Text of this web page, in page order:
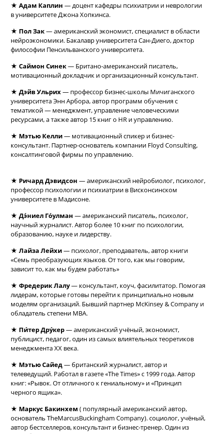
★ Адам Каплин — доцент кафедры психиатрии и неврологии
в университете Джона Хопкинса.
★ Пол Зак— американский экономист, специалист в области
нейроэкономики. Бакалавр университета Сан-Диего, доктор
философии Пенсильванского университета.
★ Саймон Синек— Британо-американский писатель,
мотивационный докладчик и организационный консультант.
★ Дэйв Ульрих — профессор бизнес-школы Мичиганского
университета Энн Арбора, автор программ обучения с
тематикой — менеджмент, управление человеческими
ресурсами, а также автор 15 книг о HR и управлению.
★ Мэтью Келли— мотивационный спикер и бизнес-
консультант. Партнер-основатель компании Floyd Consulting,
консалтинговой фирмы по управлению.
★ Ричард Дэвидсон — американский нейробиолог, психолог,
профессор психологии и психиатрии в Висконсинском
университете в Мадисоне.
★ Дэ́ниел Го́улман — американский писатель, психолог,
научный журналист. Автор более 10 книг по психологии,
образованию, науке и лидерству.
★ Лайза Лейхи— психолог, преподаватель, автор книги
«Семь преобразующих языков. От того, как мы говорим,
зависит то, как мы будем работать»
★ Фредерик Лалу— консультант, коуч, фасилитатор. Помогая
лидерам, которые готовы перейти к принципиально новым
моделям организаций. Бывший партнер McKinsey & Company и
обладатель степени MBA.
★ Пи́тер Дру́кер— американский учёный, экономист,
публицист, педагог, один из самых влиятельных теоретиков
менеджмента XX века.
★ Мэтью Сайед— британский журналист, автор и
телеведущий. Работал в газете «The Times» с 1999 года. Автор
книг: «Рывок. От отличного к гениальному» и «Принцип
черного ящика».
★ Маркус Бакинхем ( популярный американский автор,
основатель TheMarcusBuckingham Company). социолог, учёный,
автор бестселлеров, консультант и бизнес-тренер. Один из